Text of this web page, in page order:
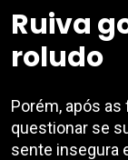
Ruiva
roludo
Porém, após
questionar se
sente insegura